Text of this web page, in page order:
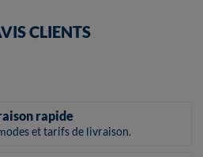
CLIENTS
rapide
et tarifs de livraison.